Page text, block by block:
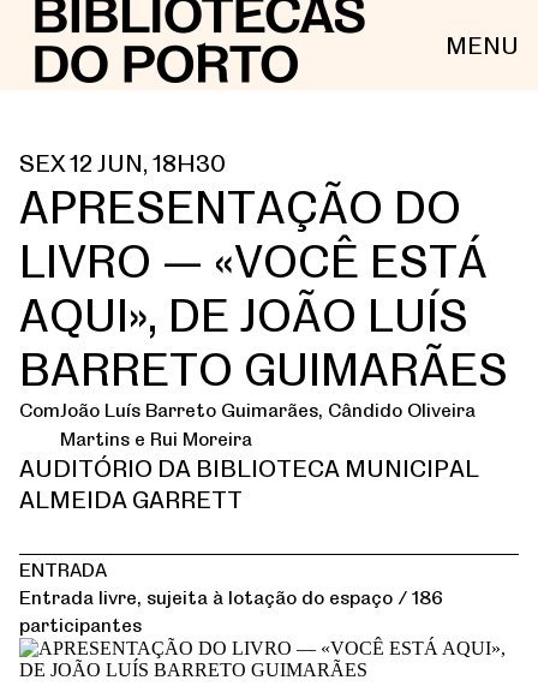
MENU
SEX 12 JUN, 18H30
APRESENTAÇÃO DO
LIVRO — «VOCÊ ESTÁ
AQUI», DE JOÃO LUÍS
BARRETO GUIMARÃES
ComJoão Luís Barreto Guimarães, Cândido Oliveira
Martins e Rui Moreira
AUDITÓRIO DA BIBLIOTECA MUNICIPAL
ALMEIDA GARRETT
ENTRADA
Entrada livre, sujeita à lotação do espaço / 186
participantes